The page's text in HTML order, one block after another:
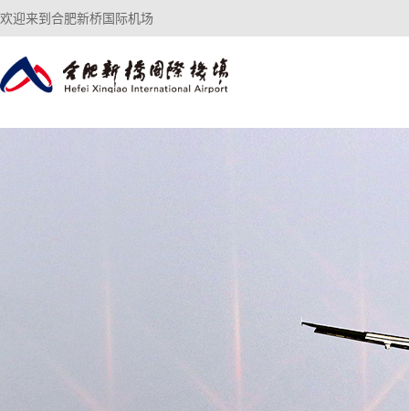
欢迎来到合肥新桥国际机场